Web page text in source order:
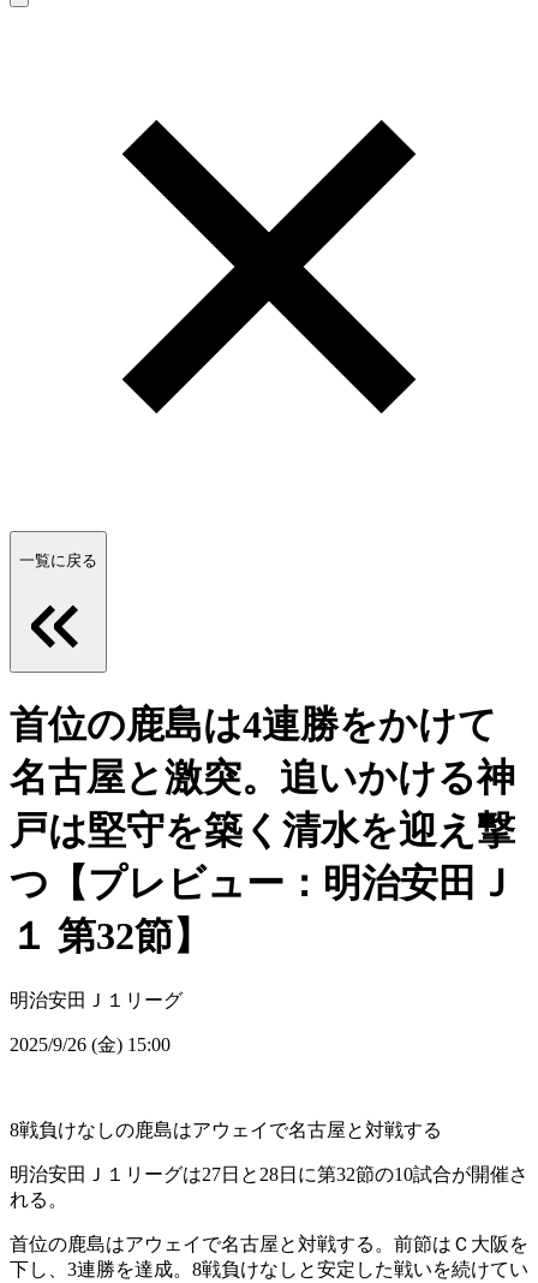
一覧に戻る
首位の鹿島は4連勝をかけて
名古屋と激突。追いかける神
戸は堅守を築く清水を迎え撃
つ【プレビュー：明治安田Ｊ
１ 第32節】
明治安田Ｊ１リーグ
2025/9/26 (金) 15:00
8戦負けなしの鹿島はアウェイで名古屋と対戦する
明治安田Ｊ１リーグは27日と28日に第32節の10試合が開催さ
れる。
首位の鹿島はアウェイで名古屋と対戦する。前節はＣ大阪を
下し、3連勝を達成。8戦負けなしと安定した戦いを続けてい